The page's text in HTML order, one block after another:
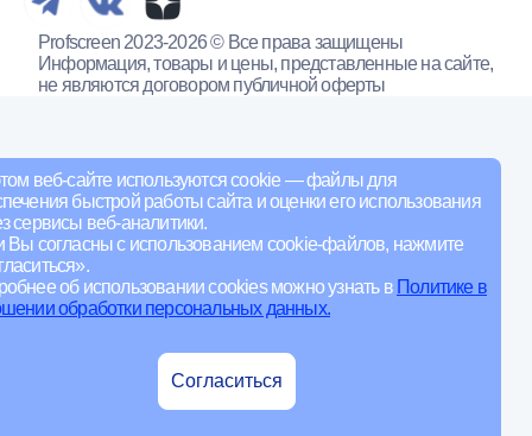
веб-сайте используются cookie — файлы для
быстрой работы сайта и оценки его использования
сервисы веб-аналитики.
Вы согласны с использованием cookie-файлов, нажмите
об использовании cookies можно узнать в Политике в
обработки персональных данных.
Согласиться
Profscreen 2023-2026 © Все права защищены
Информация, товары и цены, представленные на сайте,
не являются договором публичной оферты